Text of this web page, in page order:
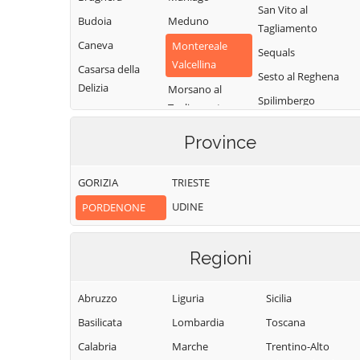
Budoia
Caneva
Casarsa della
Delizia
Castelnovo del
Chions
Cimolais
Claut
Cordovado
Meduno
Montereale
Valcellina
Morsano al
Tagliamento
Pordenone
Pordenone
Pordenone
San Vito al
Tagliamento
Sequals
Sesto al Reghena
Spilimbergo
Vajont
Vito d'Asio
Vivaro
Zoppola
Province
GORIZIA
PORDENONE
TRIESTE
UDINE
Regioni
Abruzzo
Basilicata
Calabria
Liguria
Lombardia
Marche
Sicilia
Toscana
Trentino-Alto